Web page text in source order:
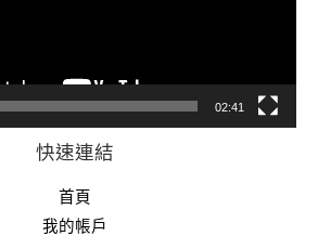
02:41
快速連結
首頁
我的帳戶